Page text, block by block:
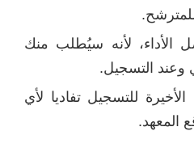
الأداء، لأنه سيُطلب منك
وعند التسجيل.
الأخيرة للتسجيل تفاديا لأي
المعهد.